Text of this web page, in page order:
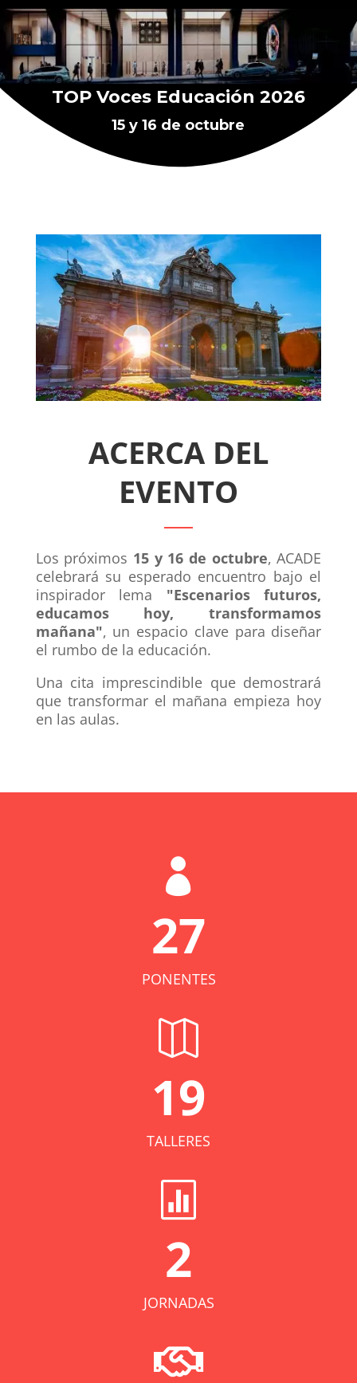
TOP Voces Educación 2026
15 y 16 de octubre
ACERCA DEL
EVENTO
Los próximos 15 y 16 de octubre, ACADE
celebrará su esperado encuentro bajo el
inspirador lema "Escenarios futuros,
educamos hoy, transformamos
mañana", un espacio clave para diseñar
el rumbo de la educación.
Una cita imprescindible que demostrará
que transformar el mañana empieza hoy
en las aulas.

27
PONENTES

19
TALLERES

2
JORNADAS
